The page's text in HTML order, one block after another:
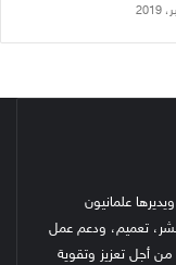
علمانيون
نشر، تعميم، ودعم عمل
أجل تعزيز وتقوية